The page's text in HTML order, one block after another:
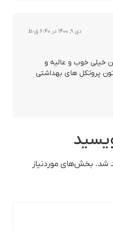
دی ۹, ۱۴۰۰ در ۶:۴۰ ق٫ظ
خیلی خوب و عالیه و
پروتکل های بهداشتی
شد. بخش‌های موردنیاز